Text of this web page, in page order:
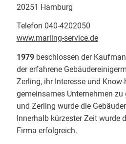
20251 Hamburg
Telefon 040-4202050
www.marling-service.de
1979beschlossen der
der erfahrene
Zerling, ihr Interesse und
gemeinsames Unternehmen
und Zerling wurde die
Innerhalb kürzester Zeit wurde
Firma erfolgreich.